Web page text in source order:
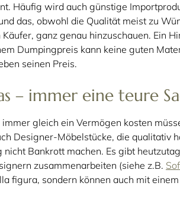
Häufig wird auch günstige
das, obwohl die Qualität meist zu
ganz genau hinzuschauen. Ein
Dumpingpreis kann keine guten
seinen Preis.
– immer eine teure
gleich ein Vermögen kosten
Designer-Möbelstücke, die qualitativ
Bankrott machen. Es gibt
zusammenarbeiten (siehe z.B.
figura, sondern können auch mit